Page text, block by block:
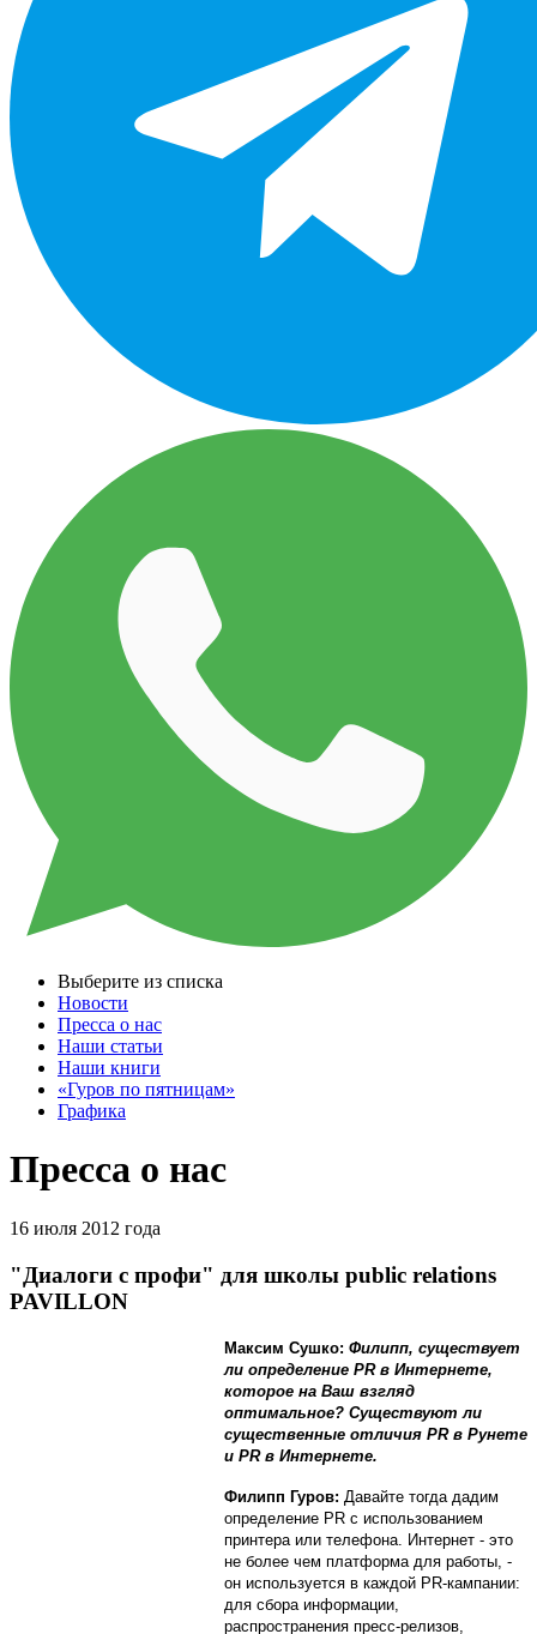
Выберите из списка
Новости
Пресса о нас
Наши статьи
Наши книги
«Гуров по пятницам»
Графика
Пресса о нас
16 июля 2012 года
"Диалоги с профи" для школы public relations
PAVILLON
Максим Сушко: Филипп, существует
ли определение PR в Интернете,
которое на Ваш взгляд
оптимальное? Существуют ли
существенные отличия PR в Рунете
и PR в Интернете.
Филипп Гуров: Давайте тогда дадим
определение PR с использованием
принтера или телефона. Интернет - это
не более чем платформа для работы, -
он используется в каждой PR-кампании:
для сбора информации,
распространения пресс-релизов,